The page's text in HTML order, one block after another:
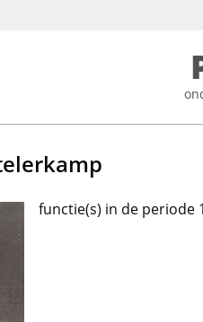
functie(s) in de periode